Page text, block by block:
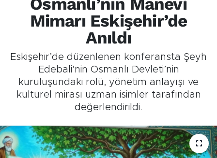
Mimarı Eskişehir’de
Anıldı
Eskişehir’de düzenlenen konferansta Şeyh
Edebali’nin Osmanlı Devleti’nin
kuruluşundaki rolü, yönetim anlayışı ve
kültürel mirası uzman isimler tarafından
değerlendirildi.